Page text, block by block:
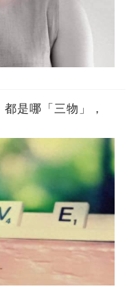
是哪「三物」，